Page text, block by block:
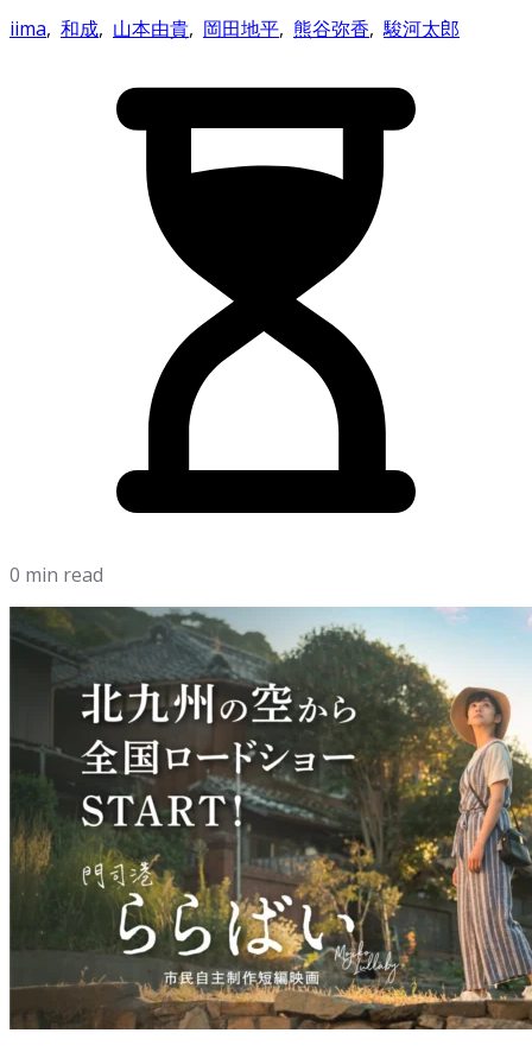
iima, 和成, 山本由貴, 岡田地平, 熊谷弥香,駿河太郎
0 min read